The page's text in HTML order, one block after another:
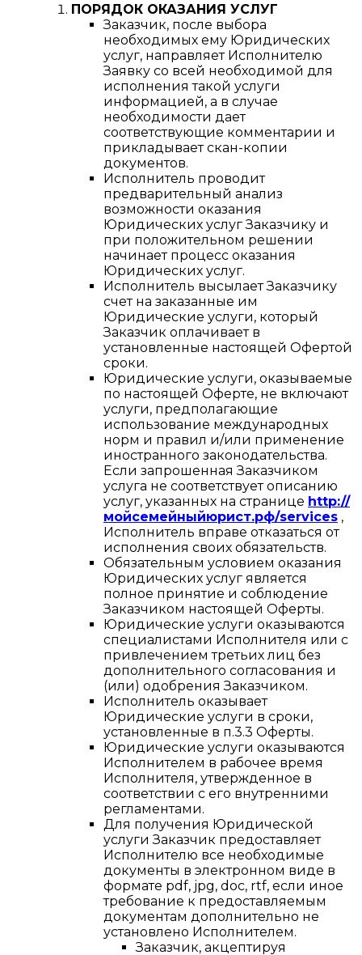
ПОРЯДОК ОКАЗАНИЯ УСЛУГ
Заказчик, после выбора
необходимых ему Юридических
услуг, направляет Исполнителю
Заявку со всей необходимой для
исполнения такой услуги
информацией, а в случае
необходимости дает
соответствующие комментарии и
прикладывает скан-копии
документов.
Исполнитель проводит
предварительный анализ
возможности оказания
Юридических услуг Заказчику и
при положительном решении
начинает процесс оказания
Юридических услуг.
Исполнитель высылает Заказчику
счет на заказанные им
Юридические услуги, который
Заказчик оплачивает в
установленные настоящей Офертой
сроки.
Юридические услуги, оказываемые
по настоящей Оферте, не включают
услуги, предполагающие
использование международных
норм и правил и/или применение
иностранного законодательства.
Если запрошенная Заказчиком
услуга не соответствует описанию
услуг, указанных на странице http://
мойсемейныйюрист.рф/services ,
Исполнитель вправе отказаться от
исполнения своих обязательств.
Обязательным условием оказания
Юридических услуг является
полное принятие и соблюдение
Заказчиком настоящей Оферты.
Юридические услуги оказываются
специалистами Исполнителя или с
привлечением третьих лиц без
дополнительного согласования и
(или) одобрения Заказчиком.
Исполнитель оказывает
Юридические услуги в сроки,
установленные в п.3.3 Оферты.
Юридические услуги оказываются
Исполнителем в рабочее время
Исполнителя, утвержденное в
соответствии с его внутренними
регламентами.
Для получения Юридической
услуги Заказчик предоставляет
Исполнителю все необходимые
документы в электронном виде в
формате pdf, jpg, doс, rtf, если иное
требование к предоставляемым
документам дополнительно не
установлено Исполнителем.
Заказчик, акцептируя